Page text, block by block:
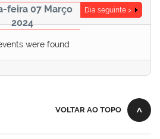
feira 07 Março
2024
Dia seguinte >
were found
VOLTAR AO TOPO